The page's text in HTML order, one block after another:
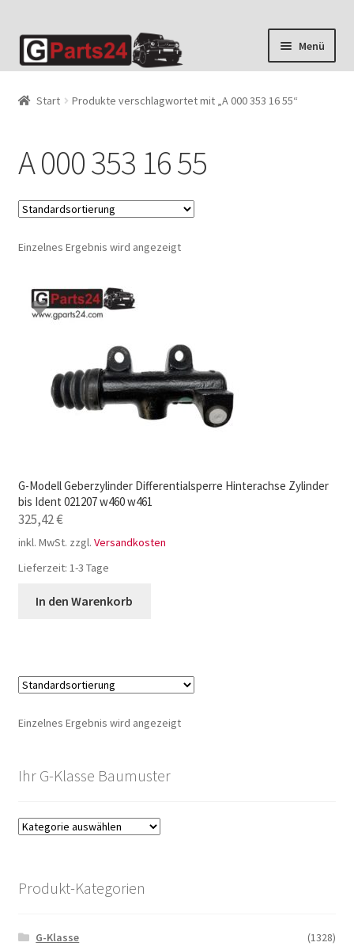
Zur
Navigation
Zum
Inhalt
Menü
Start Produkte verschlagwortet mit „A 000 353 16 55“
A 000 353 16 55
Einzelnes Ergebnis wird angezeigt
G-Modell Geberzylinder Differentialsperre Hinterachse Zylinder
bis Ident 021207 w460 w461
325,42€
inkl. MwSt. zzgl. Versandkosten
Lieferzeit: 1-3 Tage
In den Warenkorb
Einzelnes Ergebnis wird angezeigt
Ihr G-Klasse Baumuster
Produkt-Kategorien
G-Klasse
(1328)